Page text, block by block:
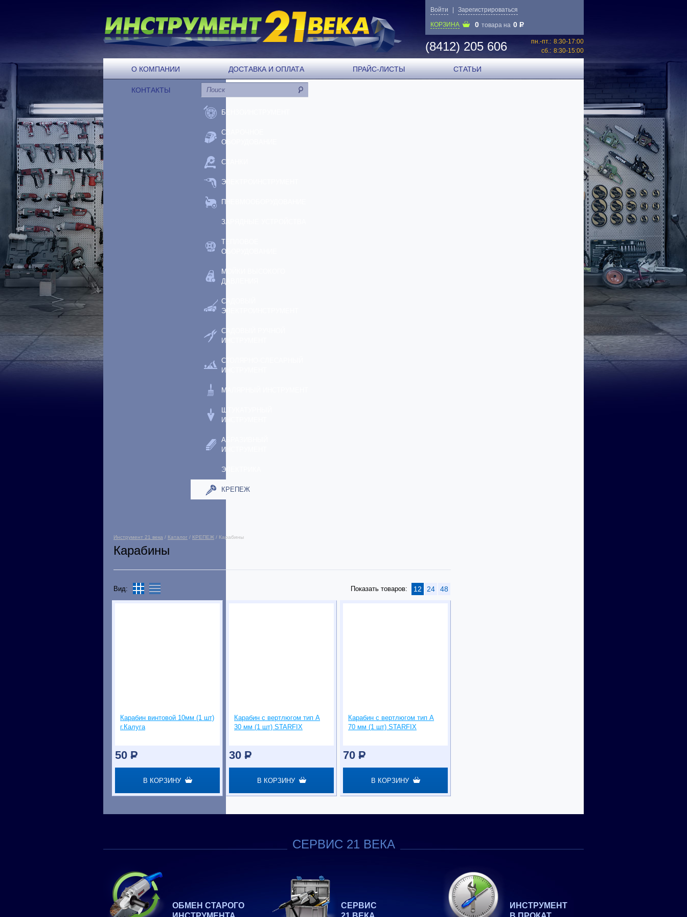
Войти Зарегистрироваться
КОРЗИНА 0 товара на 0 P
(8412) 205 606 пн.-пт.: 8:30-17:00
сб.: 8:30-15:00
О КОМПАНИИ ДОСТАВКА И ОПЛАТА ПРАЙС-ЛИСТЫ СТАТЬИ
КОНТАКТЫ
БЕНЗОИНСТРУМЕНТ
СВАРОЧНОЕ
ОБОРУДОВАНИЕ
СТАНКИ
ЭЛЕКТРОИНСТРУМЕНТ
ПНЕВМООБОРУДОВАНИЕ
ЗАРЯДНЫЕ УСТРОЙСТВА
ТЕПЛОВОЕ
ОБОРУДОВАНИЕ
МОЙКИ ВЫСОКОГО
ДАВЛЕНИЯ
САДОВЫЙ
ЭЛЕКТРОИНСТРУМЕНТ
САДОВЫЙ РУЧНОЙ
ИНСТРУМЕНТ
СТОЛЯРНО-СЛЕСАРНЫЙ
ИНСТРУМЕНТ
МАЛЯРНЫЙ ИНСТРУМЕНТ
ШТУКАТУРНЫЙ
ИНСТРУМЕНТ
АБРАЗИВНЫЙ
ИНСТРУМЕНТ
ЭЛЕКТРИКА
КРЕПЕЖ
Инструмент 21 века / Каталог / КРЕПЕЖ / Карабины
Карабины
Вид: Показать товаров: 12 24 48
Карабин винтовой 10мм (1 шт)
г.Калуга
50 P
В КОРЗИНУ
Карабин с вертлюгом тип А
30 мм (1 шт) STARFIX
30 P
В КОРЗИНУ
Карабин с вертлюгом тип А
70 мм (1 шт) STARFIX
70 P
В КОРЗИНУ
СЕРВИС 21 ВЕКА
ОБМЕН СТАРОГО
СЕРВИС
ИНСТРУМЕНТ